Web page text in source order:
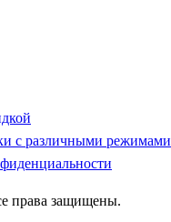
с различными режимами
права защищены.